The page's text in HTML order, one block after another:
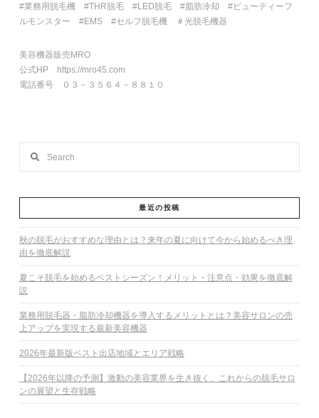
#業務用脱毛機 #THR脱毛 #LED脱毛 #脂肪冷却 #ビューティーフ
ルモンスター #EMS #セルフ脱毛機 ＃光脱毛機器
美容機器販売MRO
公式HP https://mro45.com
電話番号 ０３－３５６４－８８１０
最近の投稿
秋の脱毛がおすすめな理由とは？来年の夏に向けて今から始めるべき理
由を徹底解説
夏こそ脱毛を始めるベストシーズン！メリット・注意点・効果を徹底解
説
業務用脱毛器・脂肪冷却機器を導入するメリットとは？美容サロンの売
上アップを実現する最新美容機器
2026年最新版ベスト出店地域とエリア戦略
【2026年以降の予測】激動の美容業界を生き抜く、これからの脱毛サロ
ンの展望と生存戦略